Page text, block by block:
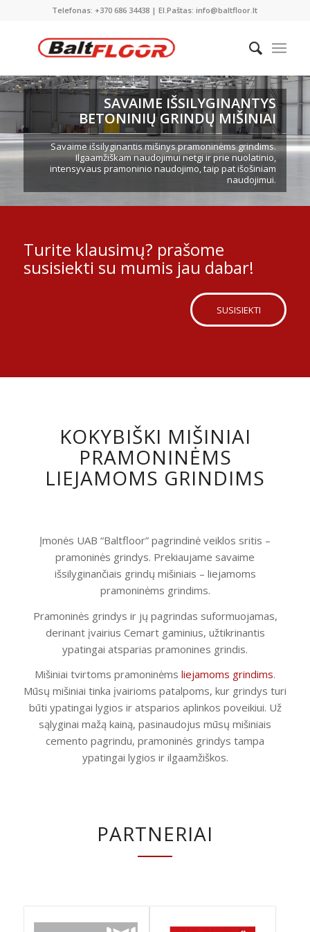
Telefonas: +370 686 34438 | El.Paštas: info@baltfloor.lt
SAVAIME IŠSILYGINANTYS
BETONINIŲ GRINDŲ MIŠINIAI
Savaime išsilyginantis mišinys pramoninėms grindims.
Ilgaamžiškam naudojimui netgi ir prie nuolatinio,
intensyvaus pramoninio naudojimo, taip pat išošiniam
naudojimui.
Turite klausimų? prašome
susisiekti su mumis jau dabar!
SUSISIEKTI
KOKYBIŠKI MIŠINIAI
PRAMONINĖMS
LIEJAMOMS GRINDIMS
Įmonės UAB “Baltfloor” pagrindinė veiklos sritis –
pramoninės grindys. Prekiaujame savaime
išsilyginančiais grindų mišiniais – liejamoms
pramoninėms grindims.
Pramoninės grindys ir jų pagrindas suformuojamas,
derinant įvairius Cemart gaminius, užtikrinantis
ypatingai atsparias pramonines grindis.
Mišiniai tvirtoms pramoninėms liejamoms grindims.
Mūsų mišiniai tinka įvairioms patalpoms, kur grindys turi
būti ypatingai lygios ir atsparios aplinkos poveikiui. Už
sąlyginai mažą kainą, pasinaudojus mūsų mišiniais
cemento pagrindu, pramoninės grindys tampa
ypatingai lygios ir ilgaamžiškos.
PARTNERIAI